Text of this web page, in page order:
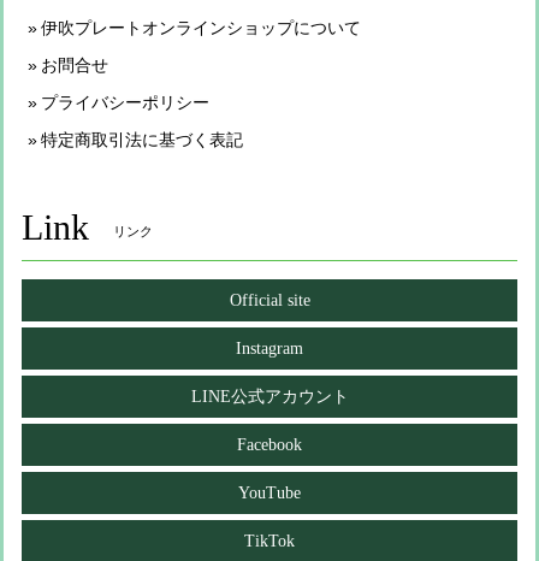
伊吹プレートオンラインショップについて
お問合せ
プライバシーポリシー
特定商取引法に基づく表記
Link リンク
Official site
Instagram
LINE公式アカウント
Facebook
YouTube
TikTok